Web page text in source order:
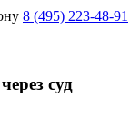
8 (495) 223-48-91
суд